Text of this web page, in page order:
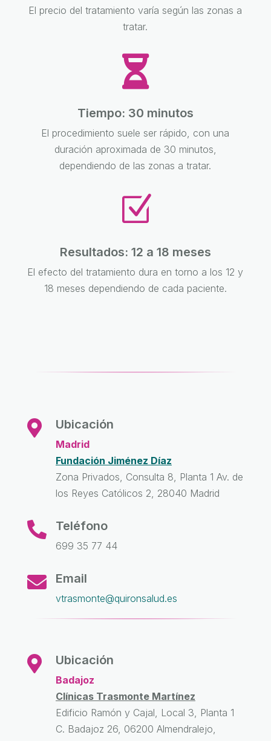
El precio del tratamiento varía según las zonas a
tratar.

Tiempo: 30 minutos
El procedimiento suele ser rápido, con una
duración aproximada de 30 minutos,
dependiendo de las zonas a tratar.
Z
Resultados: 12 a 18 meses
El efecto del tratamiento dura en torno a los 12 y
18 meses dependiendo de cada paciente.
 Ubicación
Madrid
Fundación Jiménez Díaz
Zona Privados, Consulta 8, Planta 1 Av. de
los Reyes Católicos 2, 28040 Madrid
 Teléfono
699 35 77 44
 Email
vtrasmonte@quironsalud.es
 Ubicación
Badajoz
Clínicas Trasmonte Martínez
Edificio Ramón y Cajal, Local 3, Planta 1
C. Badajoz 26, 06200 Almendralejo,